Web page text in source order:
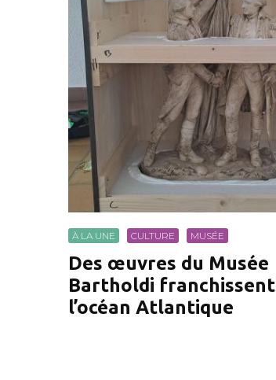
À LA UNE CULTURE MUSÉE
Des œuvres du Musée
Bartholdi franchissent
l’océan Atlantique